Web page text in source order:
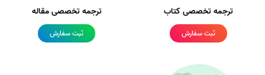
ترجمه تخصصی کتاب
ثبت سفارش
ترجمه تخصصی مقاله
ثبت سفارش